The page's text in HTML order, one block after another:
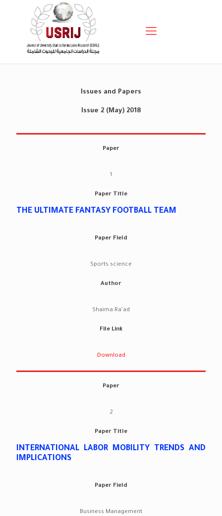
Issues and Papers
Issue 2 (May) 2018
Paper
1
Paper Title
THE ULTIMATE FANTASY FOOTBALL TEAM
Paper Field
Sports science
Author
Shaima Ra’ad
File Link
Download
Paper
2
Paper Title
INTERNATIONAL LABOR MOBILITY TRENDS AND
IMPLICATIONS
Paper Field
Business Management